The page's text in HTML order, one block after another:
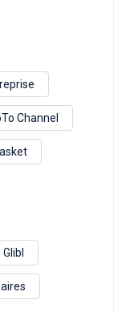
Channel